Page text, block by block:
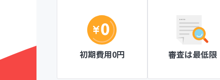
初期費用0円 審査は最低限
ページ作成が簡単な操作ででき、見やす
にも安心です。
Knitty member's club ニッティメンバーズク